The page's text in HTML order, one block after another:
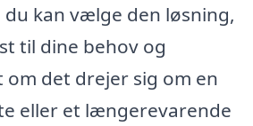
du kan vælge den løsning,
til dine behov og
om det drejer sig om en
eller et længerevarende